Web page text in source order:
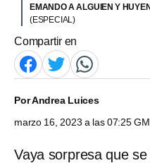
EMANDO A ALGUIEN Y
(ESPECIAL)
Compartir en
PorAndrea Luices
marzo 16, 2023 a las 07:25
Vaya sorpresa que